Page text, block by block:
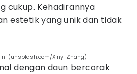
cukup. Kehadirannya
estetik yang unik dan tidak
(unsplash.com/Xinyi Zhang)
dengan daun bercorak